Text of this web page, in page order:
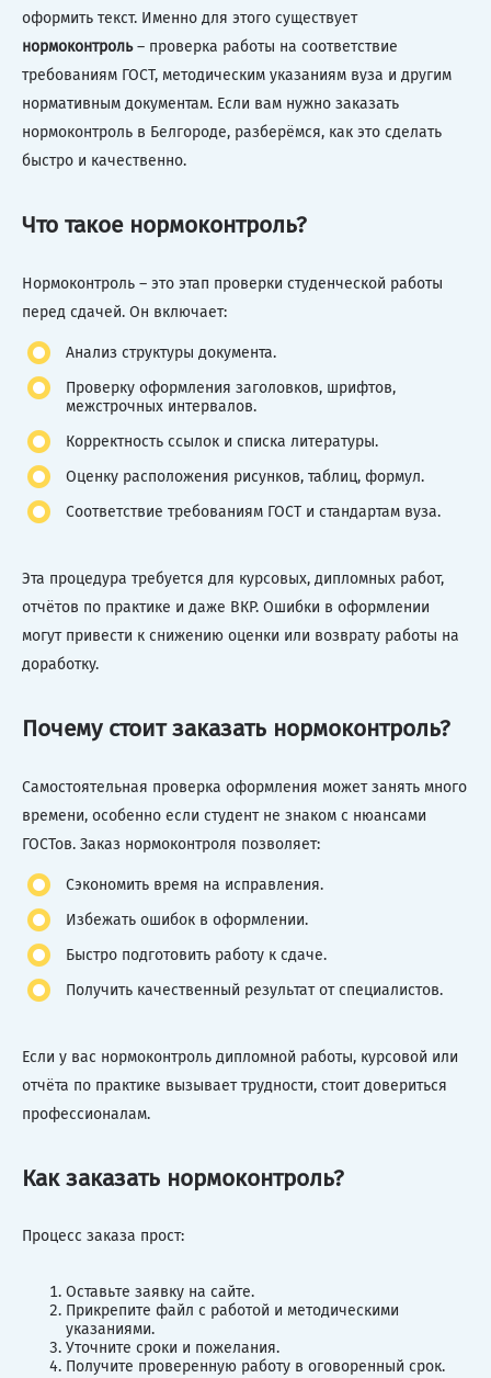
оформить текст. Именно для этого существует
нормоконтроль– проверка работы на соответствие
требованиям ГОСТ, методическим указаниям вуза и другим
нормативным документам. Если вам нужно заказать
нормоконтроль в Белгороде, разберёмся, как это сделать
быстро и качественно.
Что такое нормоконтроль?
Нормоконтроль – это этап проверки студенческой работы
перед сдачей. Он включает:
Анализ структуры документа.
Проверку оформления заголовков, шрифтов,
межстрочных интервалов.
Корректность ссылок и списка литературы.
Оценку расположения рисунков, таблиц, формул.
Соответствие требованиям ГОСТ и стандартам вуза.
Эта процедура требуется для курсовых, дипломных работ,
отчётов по практике и даже ВКР. Ошибки в оформлении
могут привести к снижению оценки или возврату работы на
доработку.
Почему стоит заказать нормоконтроль?
Самостоятельная проверка оформления может занять много
времени, особенно если студент не знаком с нюансами
ГОСТов. Заказ нормоконтроля позволяет:
Сэкономить время на исправления.
Избежать ошибок в оформлении.
Быстро подготовить работу к сдаче.
Получить качественный результат от специалистов.
Если у вас нормоконтроль дипломной работы, курсовой или
отчёта по практике вызывает трудности, стоит довериться
профессионалам.
Как заказать нормоконтроль?
Процесс заказа прост:
Оставьте заявку на сайте.
Прикрепите файл с работой и методическими
указаниями.
Уточните сроки и пожелания.
Получите проверенную работу в оговоренный срок.